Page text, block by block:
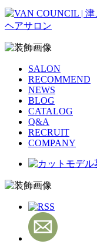
SALON
RECOMMEND
NEWS
BLOG
CATALOG
Q&A
RECRUIT
COMPANY